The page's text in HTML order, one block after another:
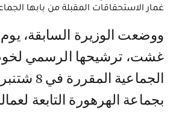
غمار الاستحقاقات المقبلة من بابها
ووضعت الوزيرة السابقة، يوم الأربعاء 26
غشت، ترشيحها الرسمي
الجماعية
بجماعة الهرهورة التابعة